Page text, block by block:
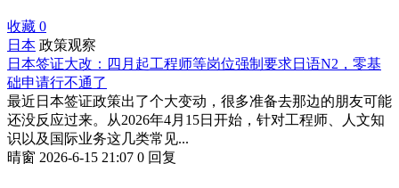
收藏 0
日本 政策观察
日本签证大改：四月起工程师等岗位强制要求日语N2，零基
础申请行不通了
最近日本签证政策出了个大变动，很多准备去那边的朋友可能
还没反应过来。从2026年4月15日开始，针对工程师、人文知
识以及国际业务这几类常见...
晴窗 2026-6-15 21:07 0 回复